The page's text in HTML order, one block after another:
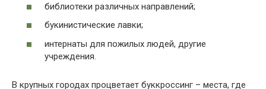
библиотеки различных направлений;
букинистические лавки;
интернаты для пожилых людей, другие
учреждения.
В крупных городах процветает буккроссинг – места, где